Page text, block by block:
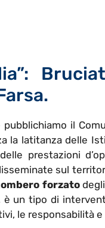
pubblichiamo il
la latitanza delle
prestazioni
sul
forzatodegli
è un tipo di
le responsabilità